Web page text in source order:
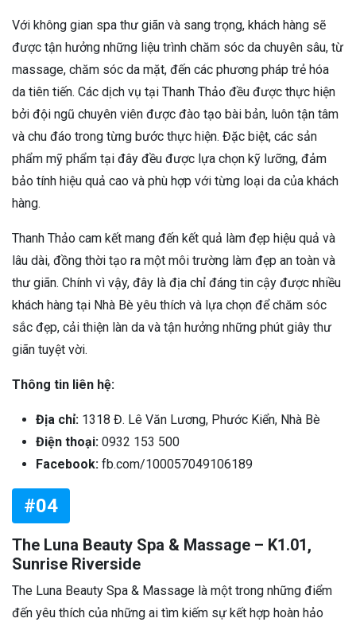
Với không gian spa thư giãn và sang trọng, khách hàng sẽ
được tận hưởng những liệu trình chăm sóc da chuyên sâu, từ
massage, chăm sóc da mặt, đến các phương pháp trẻ hóa
da tiên tiến. Các dịch vụ tại Thanh Thảo đều được thực hiện
bởi đội ngũ chuyên viên được đào tạo bài bản, luôn tận tâm
và chu đáo trong từng bước thực hiện. Đặc biệt, các sản
phẩm mỹ phẩm tại đây đều được lựa chọn kỹ lưỡng, đảm
bảo tính hiệu quả cao và phù hợp với từng loại da của khách
hàng.
Thanh Thảo cam kết mang đến kết quả làm đẹp hiệu quả và
lâu dài, đồng thời tạo ra một môi trường làm đẹp an toàn và
thư giãn. Chính vì vậy, đây là địa chỉ đáng tin cậy được nhiều
khách hàng tại Nhà Bè yêu thích và lựa chọn để chăm sóc
sắc đẹp, cải thiện làn da và tận hưởng những phút giây thư
giãn tuyệt vời.
Thông tin liên hệ:
Địa chỉ: 1318 Đ. Lê Văn Lương, Phước Kiển, Nhà Bè
Điện thoại: 0932 153 500
Facebook: fb.com/100057049106189
#04
The Luna Beauty Spa & Massage – K1.01,
Sunrise Riverside
The Luna Beauty Spa & Massage là một trong những điểm
đến yêu thích của những ai tìm kiếm sự kết hợp hoàn hảo